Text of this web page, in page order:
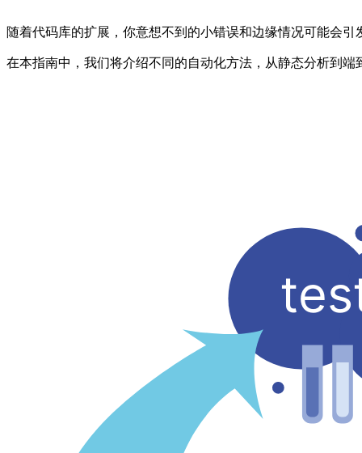
随着代码库的扩展，你意想不到的小错误和边缘情况可能会
在本指南中，我们将介绍不同的自动化方法，从静态分析到